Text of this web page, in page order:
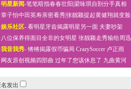
·明星新闻-笔笔暗指春春壮阳 梁咏琪自剖分手真相
·章子怡中田英寿亲密看秀张靓颖提起黄健翔就变脸
·娱乐社区- 看明星牙齿揭露明星另一面 夫妻吵架
·八位保养得面目全非的女明星 张靓颖走秀输给周迅
·我音我秀- 锵锵揭露假币骗局 CrazySoccer 卢正雨
· 网友原创视频四部曲 过年了您该休息了 九曲黄河
名发出